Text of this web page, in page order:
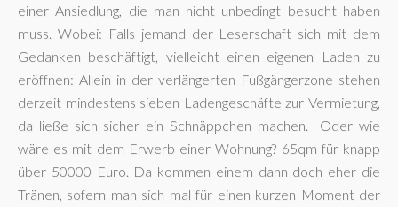
einer Ansiedlung, die man nicht unbedingt besucht haben
muss. Wobei: Falls jemand der Leserschaft sich mit dem
Gedanken beschäftigt, vielleicht einen eigenen Laden zu
eröffnen: Allein in der verlängerten Fußgängerzone stehen
derzeit mindestens sieben Ladengeschäfte zur Vermietung,
da ließe sich sicher ein Schnäppchen machen. Oder wie
wäre es mit dem Erwerb einer Wohnung? 65qm für knapp
über 50000 Euro. Da kommen einem dann doch eher die
Tränen, sofern man sich mal für einen kurzen Moment der